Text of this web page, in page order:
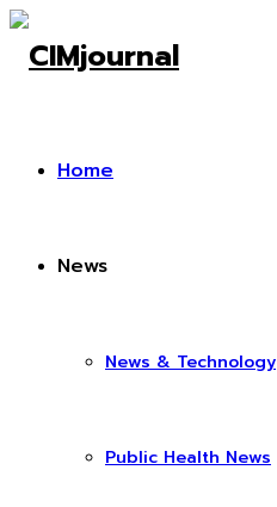
Home
News
News & Technology
Public Health News